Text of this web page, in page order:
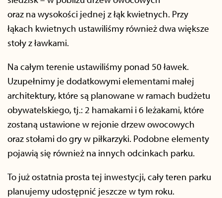
oraz na wysokości jednej z łąk kwietnych. Przy
łąkach kwietnych ustawiliśmy również dwa większe
stoły z ławkami.
Na całym terenie ustawiliśmy ponad 50 ławek.
Uzupełnimy je dodatkowymi elementami małej
architektury, które są planowane w ramach budżetu
obywatelskiego, tj.: 2 hamakami i 6 leżakami, które
zostaną ustawione w rejonie drzew owocowych
oraz stołami do gry w piłkarzyki. Podobne elementy
pojawią się również na innych odcinkach parku.
To już ostatnia prosta tej inwestycji, cały teren parku
planujemy udostępnić jeszcze w tym roku.